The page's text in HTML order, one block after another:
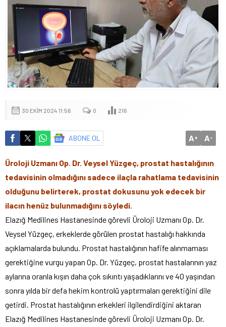
30 EKIM 2024 11:56 0 216
ABONE OL A+ A-
Üroloji Uzmanı Op. Dr. Veysel Yüzgeç, prostat hastalığının
tedavisinin olmadığını sadece ilaçla rahatlama tedavisinin
olduğunu belirterek, prostat dokusunu yok edecek bir
ilacın henüz bulunmadığını söyledi.
Elazığ Medilines Hastanesinde görevli Üroloji Uzmanı Op. Dr.
Veysel Yüzgeç, erkeklerde görülen prostat hastalığı hakkında
açıklamalarda bulundu. Prostat hastalığının hafife alınmaması
gerektiğine vurgu yapan Op. Dr. Yüzgeç, prostat hastalarının yaz
aylarına oranla kışın daha çok sıkıntı yaşadıklarını ve 40 yaşından
sonra yılda bir defa hekim kontrolü yaptırmaları gerektiğini dile
getirdi. Prostat hastalığının erkekleri ilgilendirdiğini aktaran
Elazığ Medilines Hastanesinde görevli Üroloji Uzmanı Op. Dr.